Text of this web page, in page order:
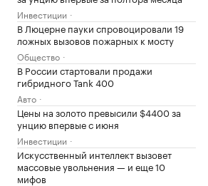
Инвестиции
В Люцерне пауки спровоцировали 19
ложных вызовов пожарных к мосту
Общество
В России стартовали продажи
гибридного Tank 400
Авто
Цены на золото превысили $4400 за
унцию впервые с июня
Инвестиции
Искусственный интеллект вызовет
массовые увольнения — и еще 10
мифов